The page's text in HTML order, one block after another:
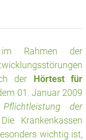
Rahmen der
der Hörtest für
01. Januar 2009
Pflichtleistung der
Krankenkassen
wichtig ist,